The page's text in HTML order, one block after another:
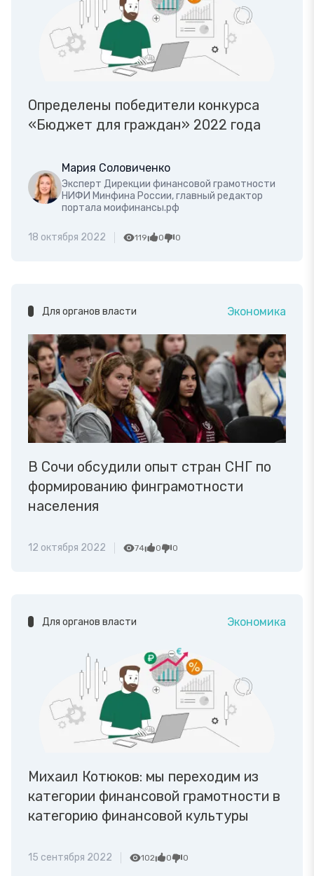
Определены победители конкурса
«Бюджет для граждан» 2022 года
Мария Соловиченко
Эксперт Дирекции финансовой грамотности
НИФИ Минфина России, главный редактор
портала моифинансы.рф
18 октября 2022 119 0 0
Для органов власти Экономика
В Сочи обсудили опыт стран СНГ по
формированию финграмотности
населения
12 октября 2022 74 0 0
Для органов власти Экономика
Михаил Котюков: мы переходим из
категории финансовой грамотности в
категорию финансовой культуры
15 сентября 2022 102 0 0